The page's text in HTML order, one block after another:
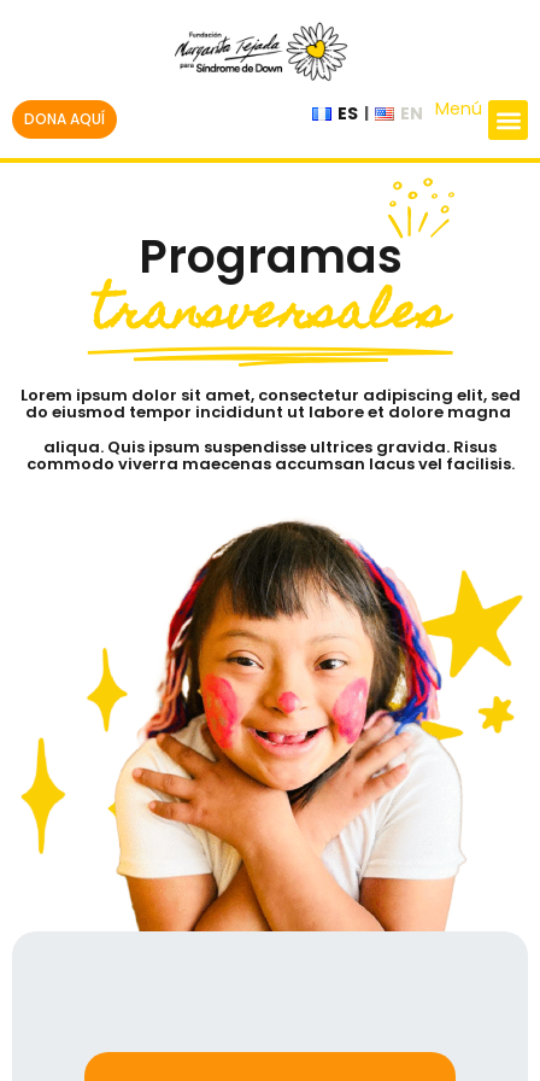
Menú
ES EN
DONA AQUÍ
Programas
transversales
Lorem ipsum dolor sit amet, consectetur adipiscing elit, sed
do eiusmod tempor incididunt ut labore et dolore magna
aliqua. Quis ipsum suspendisse ultrices gravida. Risus
commodo viverra maecenas accumsan lacus vel facilisis.